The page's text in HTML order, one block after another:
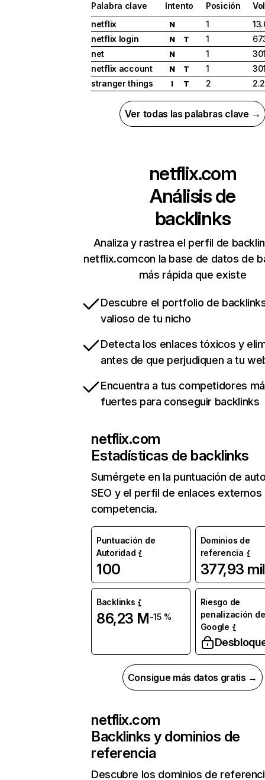
Palabra clave Intento Posición
netflix
N 1
netflix login
N T 1
net
N 1
netflix account
N T 1
stranger things
I T 2
Ver todas las palabras clave →
netflix.com
Análisis de
backlinks
Analiza y rastrea el perfil de
netflix.comcon la base de datos de
más rápida que existe
Descubre el portfolio de
valioso de tu nicho
Detecta los enlaces tóxicos y
antes de que perjudiquen a tu
Encuentra a tus competidores
fuertes para conseguir backlinks
netflix.com
Estadísticas de backlinks
Sumérgete en la puntuación de
SEO y el perfil de enlaces externos
competencia.
Puntuación de
Autoridad
100
Dominios de
referencia
377,93 mil
Backlinks
86,23 M-15 %
Riesgo de
penalización de
Google
Consigue más datos gratis →
netflix.com
Backlinks y dominios de
referencia
Descubre los dominios de